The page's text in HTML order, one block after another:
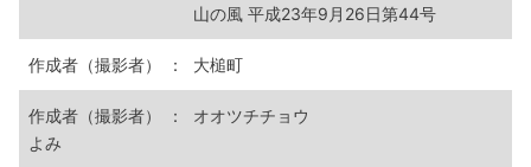
山の風 平成23年9月26日第44号
作成者（撮影者） ： 大槌町
作成者（撮影者）
よみ
： オオツチチョウ